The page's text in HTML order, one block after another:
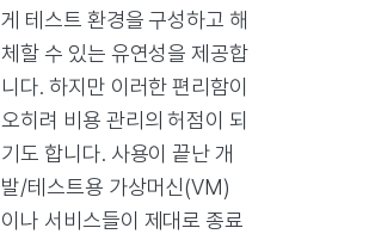
게 테스트 환경을 구성하고 해
체할 수 있는 유연성을 제공합
니다. 하지만 이러한 편리함이
오히려 비용 관리의 허점이 되
기도 합니다. 사용이 끝난 개
발/테스트용 가상머신(VM)
이나 서비스들이 제대로 종료